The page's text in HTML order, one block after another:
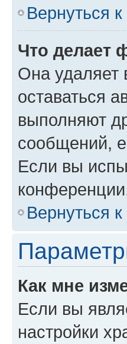
Вернуться
Что делает
Она удаляет
оставаться
выполняют
сообщений,
Если вы
Вернуться
Как мне
Если вы
настройки